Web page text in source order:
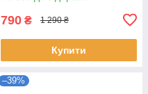
790 ₴ 1 290 ₴
Купити
–39%